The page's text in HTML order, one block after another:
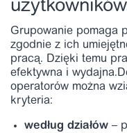
Grupowanie pomaga
zgodnie z ich
pracą. Dzięki temu
efektywna i wydajna.
operatorów można
kryteria:
według działów –